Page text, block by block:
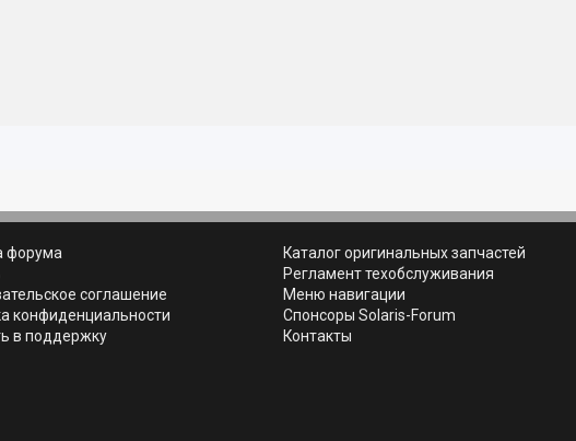
форума
соглашение
конфиденциальности
в поддержку
Каталог оригинальных запчастей
Регламент техобслуживания
Меню навигации
Спонсоры Solaris-Forum
Контакты